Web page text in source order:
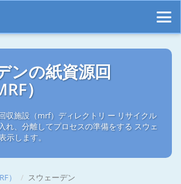
ンの紙資源回
）
収施設（mrf）ディレクトリ ー リサイクル
れ、分離してプロセスの準備をする スウェ
示します。
） スウェーデン